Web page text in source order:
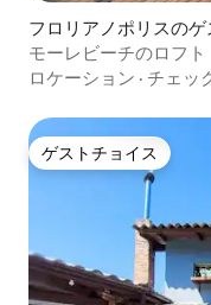
フロリアノポリスのゲ
モーレビーチのロフト
ロケーション · チェッ
ゲストチョイス
ゲストチョイス